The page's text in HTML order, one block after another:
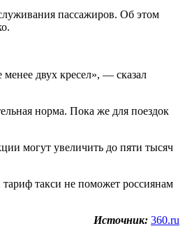
пассажиров. Об этом
двух кресел», — сказал
норма. Пока же для поездок
могут увеличить до пяти тысяч
тариф такси не поможет россиянам
Источник: 360.ru